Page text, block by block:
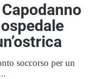
soccorso per un